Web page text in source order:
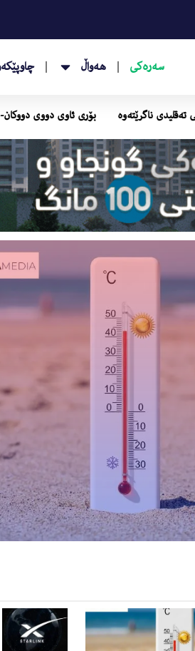
سەرەکی هەواڵ
تری ئینتەرنێتی تەقلیدی ناگرێتەوە